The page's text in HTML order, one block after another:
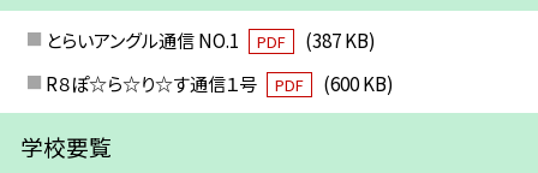
とらいアングル通信 NO.1 PDF
(387 KB)
R８ぽ☆ら☆り☆す通信１号
PDF (600 KB)
学校要覧